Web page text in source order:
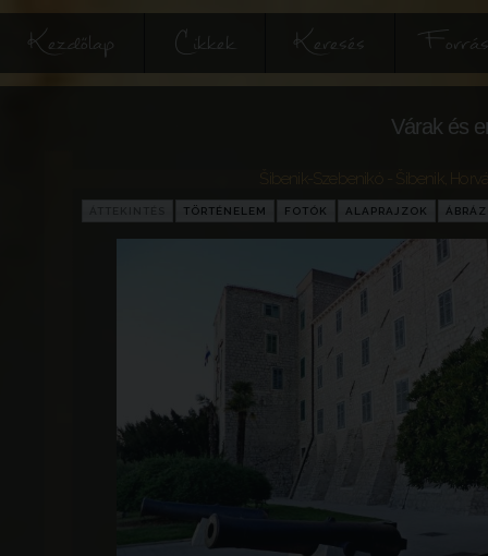
Kezdőlap Cikkek Keresés
Várak és
Šibenik-Szebenikó - Šibenik
TÖRTÉNELEM FOTÓK ALAPRAJZOK